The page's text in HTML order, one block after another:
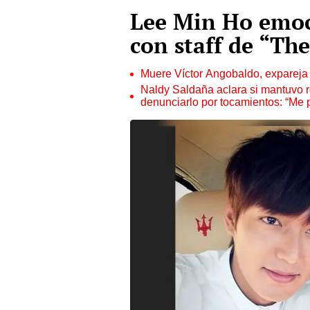
Lee Min Ho
con staff de
Muere Víctor Angobaldo,
Naldy Saldaña aclara si mantuvo
denunciarlo por tocamientos: “Me